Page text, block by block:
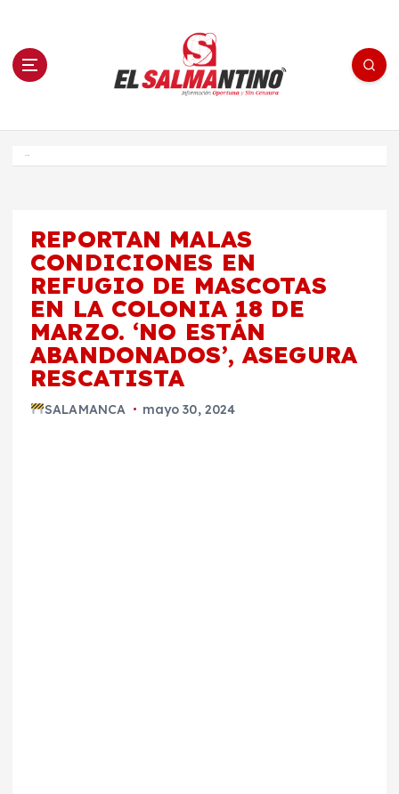
n El Salmantino - medios/noticias/editorial
REPORTAN MALAS
CONDICIONES EN
REFUGIO DE MASCOTAS
EN LA COLONIA 18 DE
MARZO. ‘NO ESTÁN
ABANDONADOS’, ASEGURA
RESCATISTA
SALAMANCA mayo 30, 2024